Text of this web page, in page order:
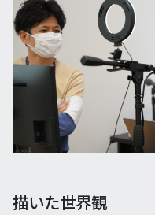
描いた世界観